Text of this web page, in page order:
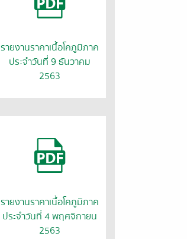
รายงานราคาเนื้อโคภูมิภาค
ประจำวันที่ 9 ธันวาคม
2563
รายงานราคาเนื้อโคภูมิภาค
ประจำวันที่ 4 พฤศจิกายน
2563